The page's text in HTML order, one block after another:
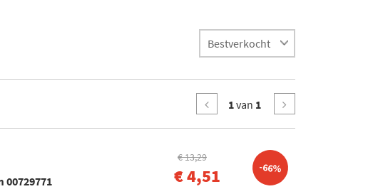
1van 1
€ 13,29
€ 4,51 -66%